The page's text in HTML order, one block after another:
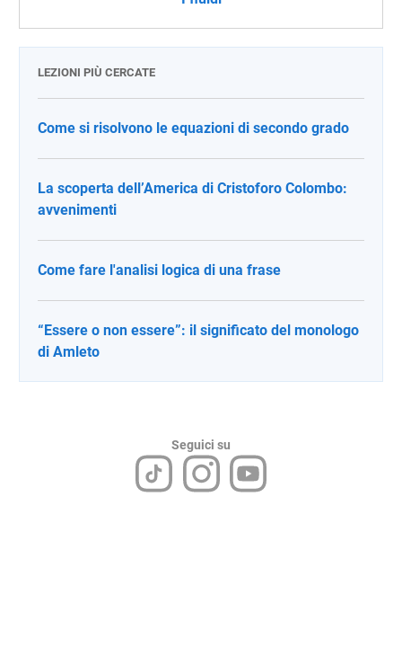
LEZIONI PIÙ CERCATE
Come si risolvono le equazioni di secondo grado
La scoperta dell’America di Cristoforo Colombo:
avvenimenti
Come fare l'analisi logica di una frase
“Essere o non essere”: il significato del monologo
di Amleto
Seguici su